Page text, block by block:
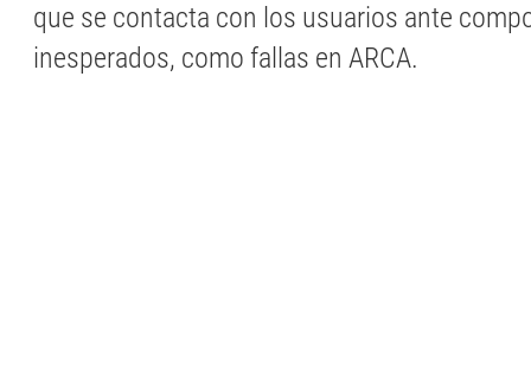
que se contacta con los usuarios ante
inesperados, como fallas en ARCA.